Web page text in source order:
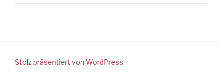
Stolz präsentiert von WordPress